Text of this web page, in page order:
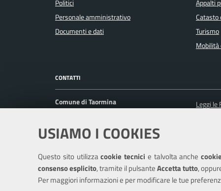
USIAMO I COOKIES
Questo sito utilizzacookie tecnici e talvolta anche
consenso esplicito, tramite il pulsanteAccetta tutto,
Per maggiori informazioni e per modificare le tue
Politici
Personale amministrativo
Documenti e dati
Appalti
Catasto
Turismo
CONTATTI
Comune di Taormina
Ufficio Relazioni con il Pubblico
protocollo@pec.comune.taormina.me.it
Centralino unico: +39 0942 6101
Leggi le